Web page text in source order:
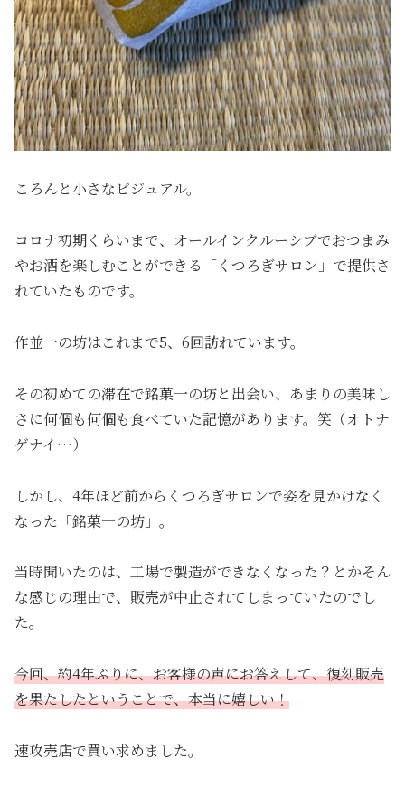
ころんと小さなビジュアル。
コロナ初期くらいまで、オールインクルーシブでおつまみ
やお酒を楽しむことができる「くつろぎサロン」で提供さ
れていたものです。
作並一の坊はこれまで5、6回訪れています。
その初めての滞在で銘菓一の坊と出会い、あまりの美味し
さに何個も何個も食べていた記憶があります。笑（オトナ
ゲナイ…）
しかし、4年ほど前からくつろぎサロンで姿を見かけなく
なった「銘菓一の坊」。
当時聞いたのは、工場で製造ができなくなった？とかそん
な感じの理由で、販売が中止されてしまっていたのでし
た。
今回、約4年ぶりに、お客様の声にお答えして、復刻販売
を果たしたということで、本当に嬉しい！
速攻売店で買い求めました。